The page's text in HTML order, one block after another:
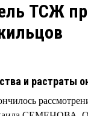
ТСЖ
и растраты